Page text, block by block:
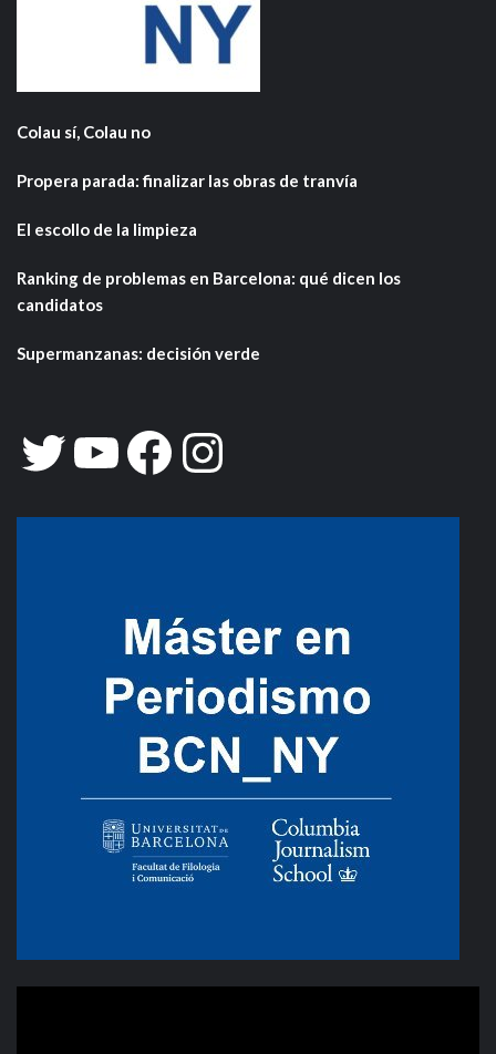
Colau sí, Colau no
Propera parada: finalizar las obras de tranvía
El escollo de la limpieza
Ranking de problemas en Barcelona: qué dicen los
candidatos
Supermanzanas: decisión verde
Twitter
YouTube
Facebook
Instagram